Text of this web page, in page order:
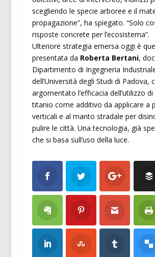
scegliendo le specie arboree e il
propagazione”, ha spiegato. “Solo
risposte concrete per l’ecosistema”.
Ulteriore strategia emersa oggi è
presentata da Roberta Bertani,
Dipartimento di Ingegneria
dell’Università degli Studi di Padova,
argomentato l’efficacia dell’utilizzo
titanio come additivo da applicare a
verticali e al manto stradale per
pulire le città. Una tecnologia, già
che si basa sull’uso della luce.